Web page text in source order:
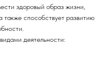
здоровый образ жизни,
также способствует развитию
деятельности: